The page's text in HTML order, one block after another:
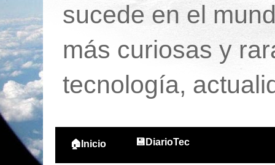
sucede en el
más curiosas y
tecnología,
🏠Inicio 💾DiarioTec